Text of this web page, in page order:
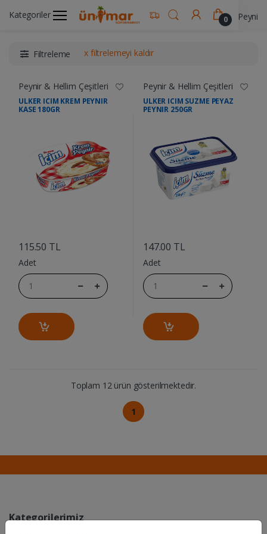
Kategoriler 0
Ünimar Anasayfa Süt ve Kahvaltılık Ürünler Peynir
Filtreleme x filtrelemeyi kaldır
Peynir & Hellim Çeşitleri
ULKER ICIM KREM PEYNIR
KASE 180GR
115.50 TL
Adet
Peynir & Hellim Çeşitleri
ULKER ICIM SUZME PEYAZ
PEYNIR 250GR
147.00 TL
Adet
Toplam 12 ürün gösterilmektedir.
1
Kategorilerimiz